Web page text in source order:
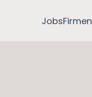
JobsFirmen